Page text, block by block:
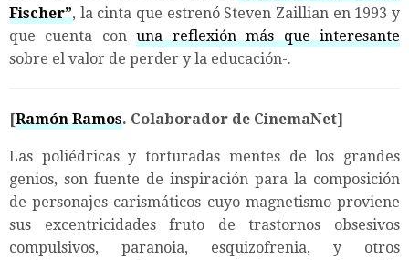
Fischer”, la cinta que estrenó Steven Zaillian en 1993 y
que cuenta conuna reflexión más que interesante
sobre el valor de perder y la educación-.
[Ramón Ramos. Colaborador de CinemaNet]
Las poliédricas y torturadas mentes de los grandes
genios, son fuente de inspiración para la composición
de personajes carismáticos cuyo magnetismo proviene
sus excentricidades fruto de trastornos obsesivos
compulsivos, paranoia, esquizofrenia, y otros